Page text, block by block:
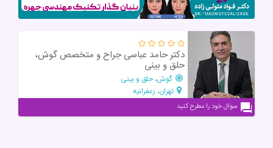
دکتر حامد عباسی جراح و متخصص گوش،
حلق و بینی
گوش، حلق و بینی
تهران، زعفرانیه
سوال خود را مطرح کنید